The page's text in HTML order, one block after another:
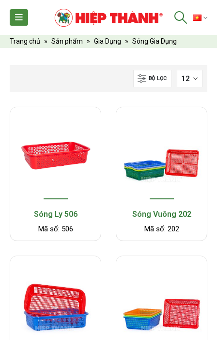
Trang chủ » Sản phẩm » Gia Dụng » Sóng Gia Dụng
BỘ LỌC
Sóng Ly 506
Mã số: 506
Sóng Vuông 202
Mã số: 202